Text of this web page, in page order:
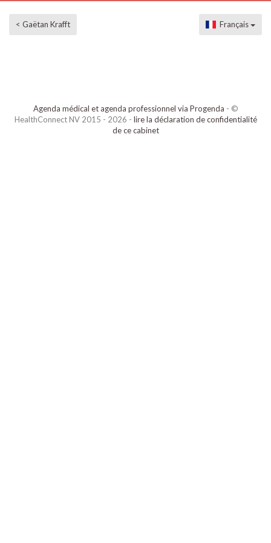
< Gaëtan Krafft Français
Agenda médical et agenda professionnel via Progenda - ©
HealthConnect NV 2015 - 2026 - lire la déclaration de confidentialité
de ce cabinet